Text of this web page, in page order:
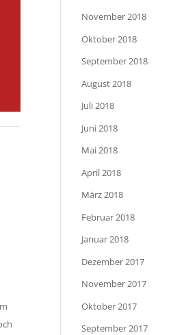
November 2018
Oktober 2018
September 2018
August 2018
Juli 2018
Juni 2018
Mai 2018
April 2018
März 2018
Februar 2018
Januar 2018
Dezember 2017
November 2017
Oktober 2017
September 2017